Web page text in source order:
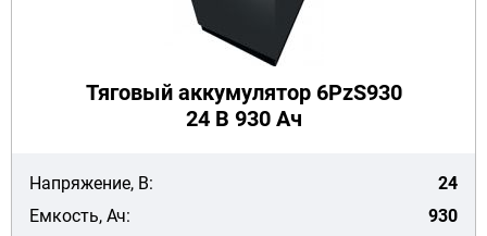
Тяговый аккумулятор 6PzS930
24 В 930 Ач
Напряжение, В:
24
Емкость, Ач:
930